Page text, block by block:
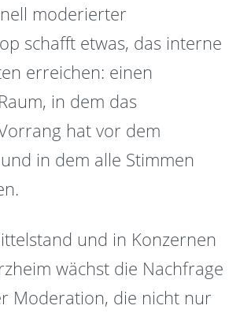
moderierter
schafft etwas, das interne
erreichen: einen
in dem das
hat vor dem
in dem alle Stimmen
und in Konzernen
wächst die Nachfrage
Moderation, die nicht nur